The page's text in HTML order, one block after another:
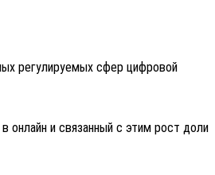
регулируемых сфер цифровой
онлайн и связанный с этим рост доли